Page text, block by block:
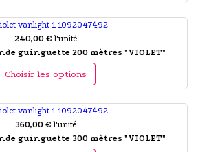
240,00 € l'unité
guinguette 200 mètres "VIOLET"
Choisir les options
360,00 € l'unité
guinguette 300 mètres "VIOLET"